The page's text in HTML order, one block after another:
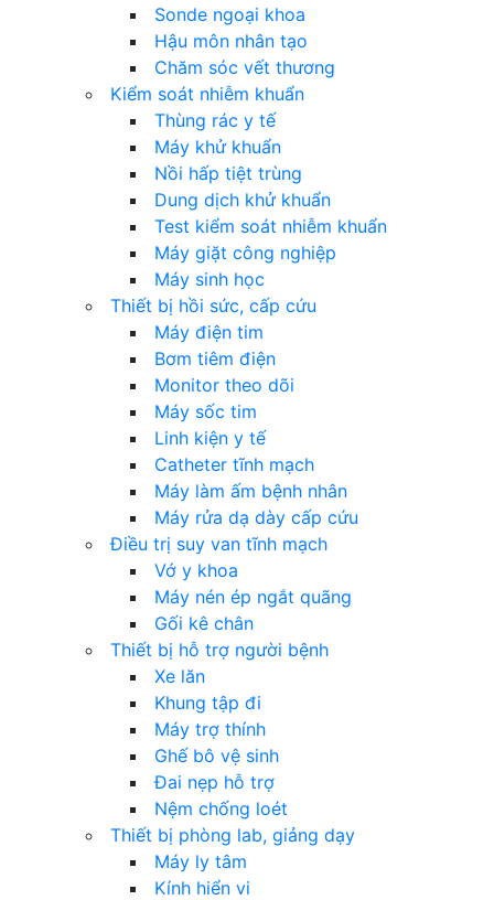
Sonde ngoại khoa
Hậu môn nhân tạo
Chăm sóc vết thương
Kiểm soát nhiễm khuẩn
Thùng rác y tế
Máy khử khuẩn
Nồi hấp tiệt trùng
Dung dịch khử khuẩn
Test kiểm soát nhiễm khuẩn
Máy giặt công nghiệp
Máy sinh học
Thiết bị hồi sức, cấp cứu
Máy điện tim
Bơm tiêm điện
Monitor theo dõi
Máy sốc tim
Linh kiện y tế
Catheter tĩnh mạch
Máy làm ấm bệnh nhân
Máy rửa dạ dày cấp cứu
Điều trị suy van tĩnh mạch
Vớ y khoa
Máy nén ép ngắt quãng
Gối kê chân
Thiết bị hỗ trợ người bệnh
Xe lăn
Khung tập đi
Máy trợ thính
Ghế bô vệ sinh
Đai nẹp hỗ trợ
Nệm chống loét
Thiết bị phòng lab, giảng dạy
Máy ly tâm
Kính hiển vi